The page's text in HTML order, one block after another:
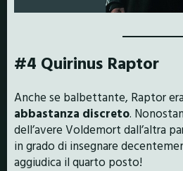
#4 Quirinus Raptor
Anche se balbettante, Raptor
abbastanza discreto.
dell’avere Voldemort dall’altra
in grado di insegnare
aggiudica il quarto posto!